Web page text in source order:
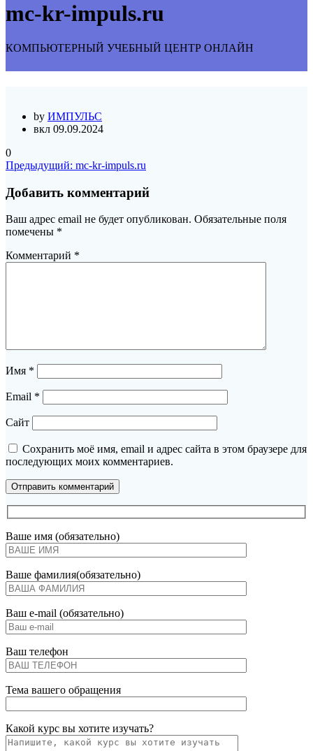
mc-kr-impuls.ru
КОМПЬЮТЕРНЫЙ УЧЕБНЫЙ ЦЕНТР ОНЛАЙН
by ИМПУЛЬС
вкл 09.09.2024
0
Навигация
по
записям
Предыдущий: Предыдущая
mc-kr-impuls.ru
Добавить комментарий
Ваш адрес email не будет опубликован. Обязательные поля
помечены *
Комментарий *
Имя *
Email *
Сайт
Сохранить моё имя, email и адрес сайта в этом браузере для
последующих моих комментариев.
Ваше имя (обязательно)
Ваше фамилия(обязательно)
Ваш e-mail (обязательно)
Ваш телефон
Тема вашего обращения
Какой курс вы хотите изучать?